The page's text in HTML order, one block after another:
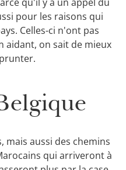
pour les raisons qui
Celles-ci n'ont pas
aidant, on sait de mieux
mais aussi des chemins
qui arriveront à